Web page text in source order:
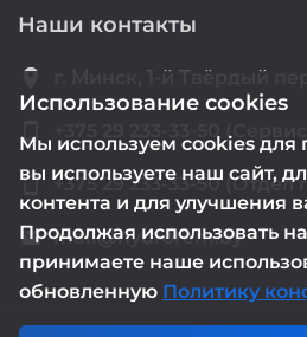
Наши контакты
location_on г. Минск, 1-й Твёрдый
smartphone +375 29 233-33-50 (Сервис)
smartphone +375 29 233-33-50 (Отдел
email mail@hydrorem.by
Использование cookies
Мы используем cookies для
вы используете наш сайт,
контента и для улучшения
Продолжая использовать
принимаете наше
обновленную Политику